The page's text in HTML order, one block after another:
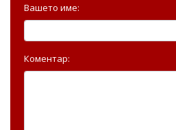
Вашето име:
Коментар: